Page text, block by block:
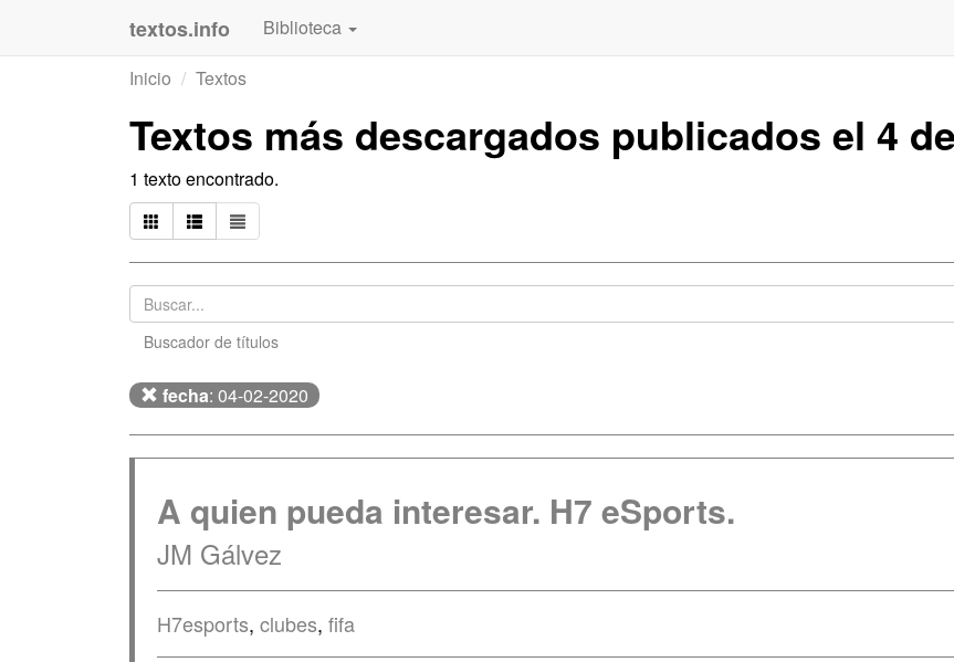
textos.info Biblioteca
Inicio
Textos
Textos más descargados publicados el 4
1 texto encontrado.
Buscador de títulos
fecha: 04-02-2020
A quien pueda interesar. H7 eSports.
JM Gálvez
H7esports, clubes, fifa